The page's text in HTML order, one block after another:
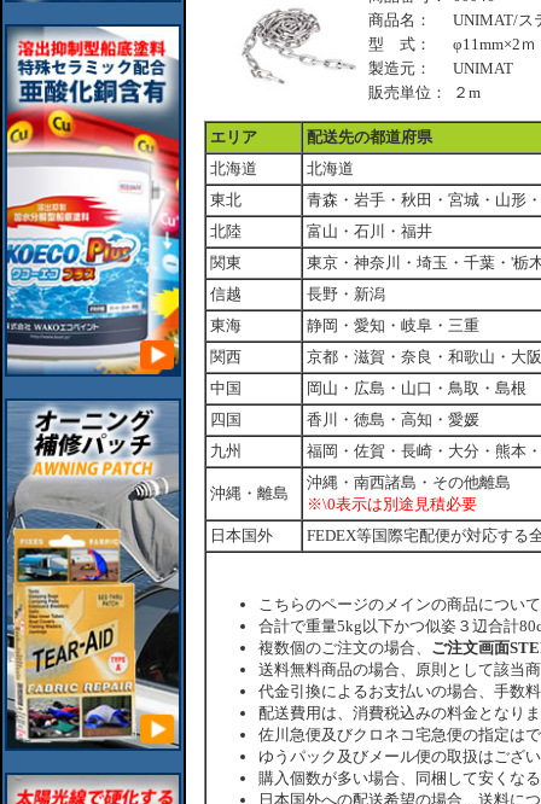
商品名：
UNIMAT/ス
型 式：
φ11mm×2ｍ
製造元：
UNIMAT
販売単位：
２m
エリア
配送先の都道府県
北海道
北海道
東北
青森・岩手・秋田・宮城・山形
北陸
富山・石川・福井
関東
東京・神奈川・埼玉・千葉・'栃
信越
長野・新潟
東海
静岡・愛知・岐阜・三重
関西
京都・滋賀・奈良・和歌山・大
中国
岡山・広島・山口・鳥取・島根
四国
香川・徳島・高知・愛媛
九州
福岡・佐賀・長崎・大分・熊本
沖縄・離島
沖縄・南西諸島・その他離島
※\0表示は別途見積必要
日本国外
FEDEX等国際宅配便が対応する
こちらのページのメインの商品につい
合計で重量5kg以下かつ似姿３辺合計
複数個のご注文の場合、 ご注文画面
送料無料商品の場合、原則として該当
代金引換によるお支払いの場合、手数
配送費用は、消費税込みの料金となり
佐川急便及びクロネコ宅急便の指定は
ゆうパック及びメール便の取扱はござ
購入個数が多い場合、同梱して安くな
日本国外への配送希望の場合、送料に